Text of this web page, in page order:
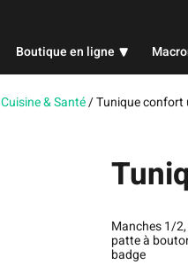
Boutique en ligne
Professionnel
Cuisine & Santé/Tunique confort
Manches 1/
patte à
badge